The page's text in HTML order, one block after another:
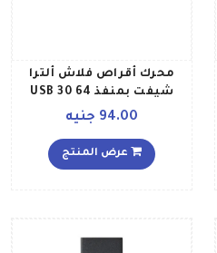
محرك أقراص فلاش ألترا
شيفت بمنفذ USB 30 64
جيجابايت
94.00 جنيه
عرض المنتج